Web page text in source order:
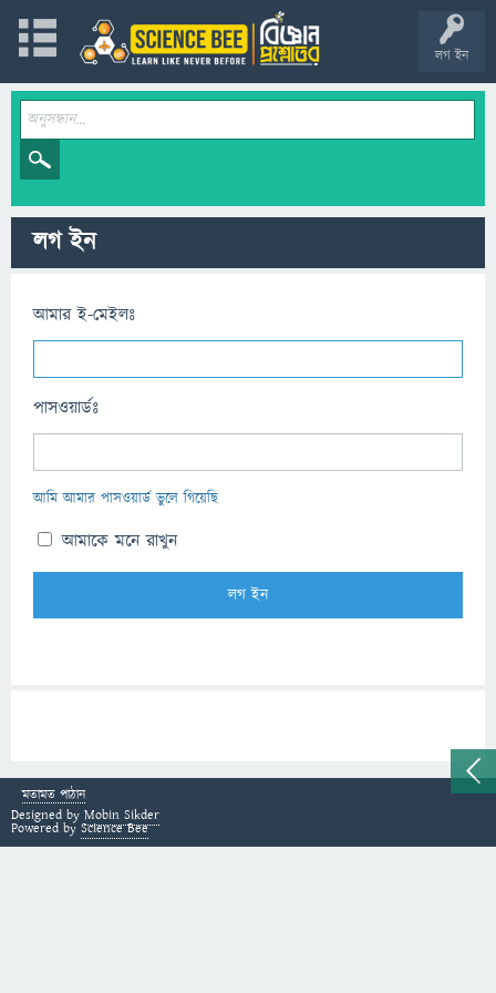
লগ ইন
লগ ইন
আমার ই-মেইলঃ
পাসওয়ার্ডঃ
আমি আমার পাসওয়ার্ড ভুলে গিয়েছি
আমাকে মনে রাখুন
মতামত পাঠান
Designed by Mobin Sikder
Powered by Science Bee